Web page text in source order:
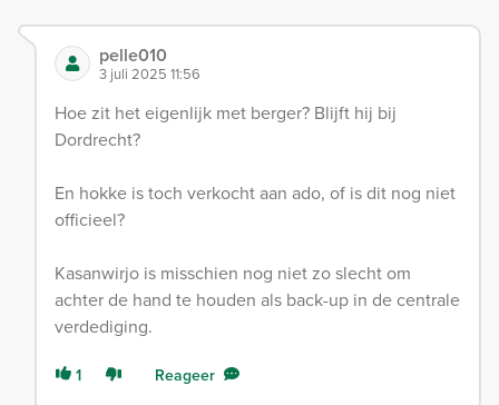
pelle010
3 juli 2025 11:56
Hoe zit het eigenlijk met berger? Blijft hij bij
Dordrecht?
En hokke is toch verkocht aan ado, of is dit nog niet
officieel?
Kasanwirjo is misschien nog niet zo slecht om
achter de hand te houden als back-up in de centrale
verdediging.
1 Reageer